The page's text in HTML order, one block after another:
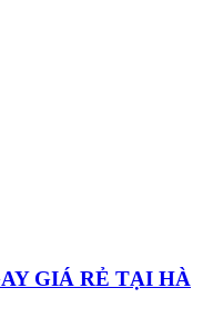
GIÁ RẺ TẠI HÀ